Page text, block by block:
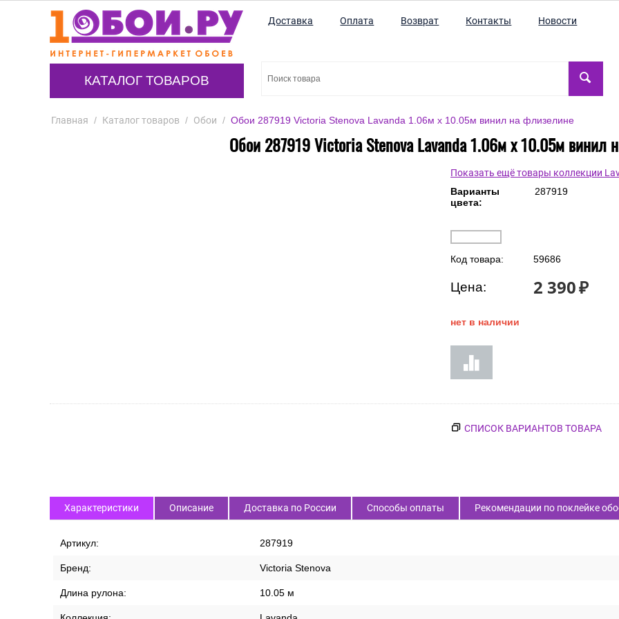
КАТАЛОГ ТОВАРОВ
Доставка Оплата Возврат Контакты Новости
Главная / Каталог товаров / Обои / Обои 287919 Victoria Stenova Lavanda 1.06м x 10.05м винил на флизелине
Обои 287919 Victoria Stenova Lavanda 1.06м x 10.05м винил
Показать ещё товары коллекции
Варианты
цвета:
287919
Код товара: 59686
Цена: 2 390₽
нет в наличии
СПИСОК ВАРИАНТОВ ТОВАРА
Характеристики Описание Доставка по России Способы оплаты Рекомендации по поклейке
Артикул: 287919
Бренд: Victoria Stenova
Длина рулона: 10.05 м